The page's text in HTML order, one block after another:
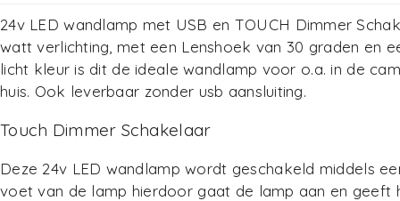
24v LED wandlamp met USB en TOUCH Dimmer
watt verlichting, met een Lenshoek van 30 graden en
licht kleur is dit de ideale wandlamp voor o.a. in de
huis. Ook leverbaar zonder usb aansluiting.
Touch Dimmer Schakelaar
Deze 24v LED wandlamp wordt geschakeld middels
voet van de lamp hierdoor gaat de lamp aan en